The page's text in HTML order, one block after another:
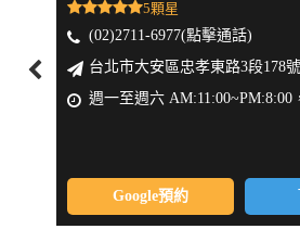
5顆星
(02)2711-6977(點擊通話)
台北市大安區忠孝東路3段178
週一至週六 AM:11:00~PM:8:00
Google預約